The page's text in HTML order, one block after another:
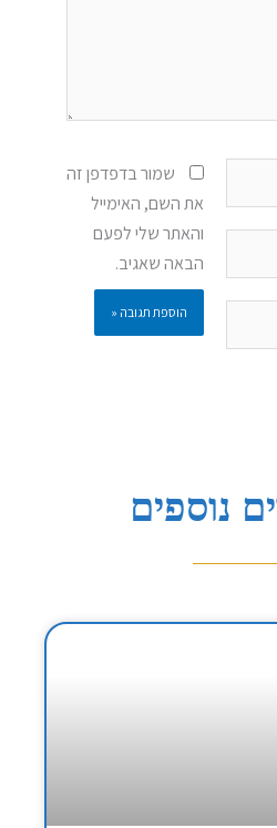
שמור בדפדפן זה
את השם, האימייל
והאתר שלי לפעם
הבאה שאגיב.
נוספים